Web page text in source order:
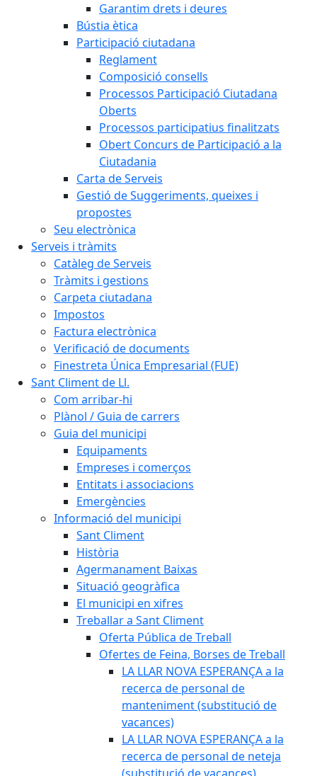
Garantim drets i deures
Bústia ètica
Participació ciutadana
Reglament
Composició consells
Processos Participació Ciutadana
Oberts
Processos participatius finalitzats
Obert Concurs de Participació a la
Ciutadania
Carta de Serveis
Gestió de Suggeriments, queixes i
propostes
Seu electrònica
Serveis i tràmits
Catàleg de Serveis
Tràmits i gestions
Carpeta ciutadana
Impostos
Factura electrònica
Verificació de documents
Finestreta Única Empresarial (FUE)
Sant Climent de Ll.
Com arribar-hi
Plànol / Guia de carrers
Guia del municipi
Equipaments
Empreses i comerços
Entitats i associacions
Emergències
Informació del municipi
Sant Climent
Història
Agermanament Baixas
Situació geogràfica
El municipi en xifres
Treballar a Sant Climent
Oferta Pública de Treball
Ofertes de Feina, Borses de Treball
LA LLAR NOVA ESPERANÇA a la
recerca de personal de
manteniment (substitució de
vacances)
LA LLAR NOVA ESPERANÇA a la
recerca de personal de neteja